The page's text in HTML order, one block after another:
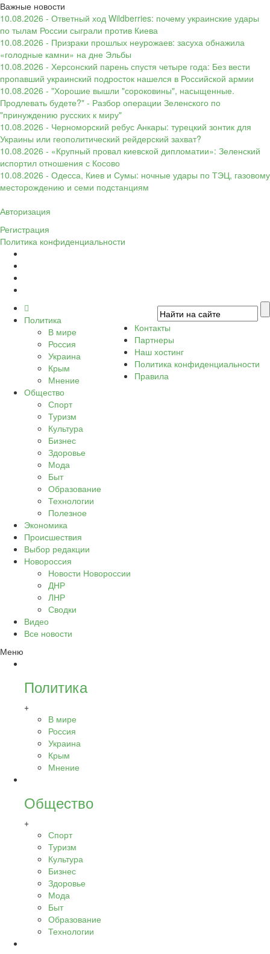
Важные новости
10.08.2026 - Ответный ход Wildberries: почему украинские удары
по тылам России сыграли против Киева
10.08.2026 - Призраки прошлых неурожаев: засуха обнажила
«голодные камни» на дне Эльбы
10.08.2026 - Херсонский парень спустя четыре года: Без вести
пропавший украинский подросток нашелся в Российской армии
10.08.2026 - "Хорошие вышли "сороковины", насыщенные.
Продлевать будете?" - Разбор операции Зеленского по
"принуждению русских к миру"
10.08.2026 - Черноморский ребус Анкары: турецкий зонтик для
Украины или геополитический рейдерский захват?
10.08.2026 - «Крупный провал киевской дипломатии»: Зеленский
испортил отношения с Косово
10.08.2026 - Одесса, Киев и Сумы: ночные удары по ТЭЦ, газовому
месторождению и семи подстанциям
Авторизация
Регистрация
Политика конфиденциальности
Политика
В мире
Россия
Украина
Крым
Мнение
Общество
Спорт
Туризм
Культура
Бизнес
Здоровье
Мода
Быт
Образование
Технологии
Полезное
Экономика
Происшествия
Выбор редакции
Новороссия
Новости Новороссии
ДНР
ЛНР
Сводки
Видео
Все новости
Меню
Политика
+
В мире
Россия
Украина
Крым
Мнение
Общество
+
Спорт
Туризм
Культура
Бизнес
Здоровье
Мода
Быт
Образование
Технологии
Контакты
Партнеры
Наш хостинг
Политика конфиденциальности
Правила